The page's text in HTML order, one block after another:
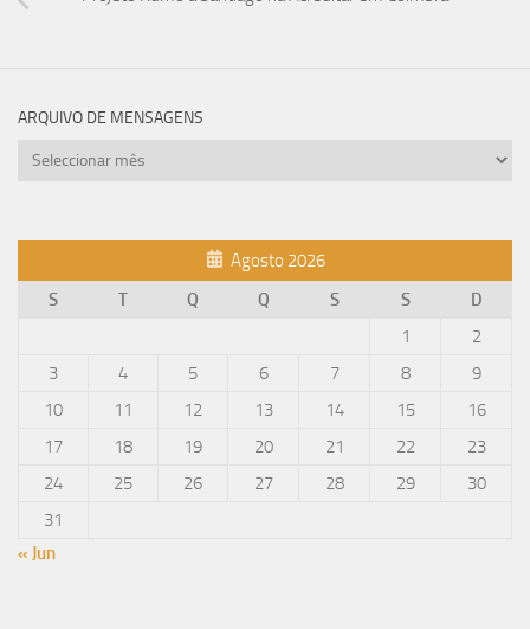
ARQUIVO DE MENSAGENS
Arquivo
Agosto 2026
S
T Q Q S S
D
1
2
3
4 5 6 7 8
9
10
11 12 13 14 15
16
17
18 19 20 21 22
23
24
25 26 27 28 29
30
31
« Jun